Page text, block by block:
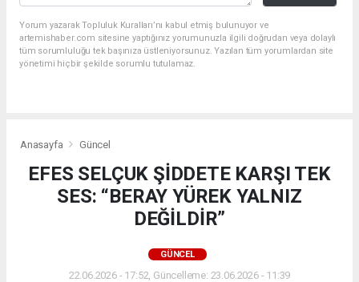
Yorum yazarak Topluluk Kuralları’nı kabul etmiş bulunuyor ve
artemishaber.com sitesine yaptığınız yorumunuzla ilgili doğrudan veya dolaylı
tüm sorumluluğu tek başınıza üstleniyorsunuz. Yazılan tüm yorumlardan site
yönetimi hiçbir şekilde sorumlu tutulamaz.
Anasayfa Güncel
EFES SELÇUK ŞİDDETE KARŞI TEK
SES: “BERAY YÜREK YALNIZ
DEĞİLDİR”
GÜNCEL
22.06.2026 - 17:52, Güncelleme: 23.06.2026 - 11:39